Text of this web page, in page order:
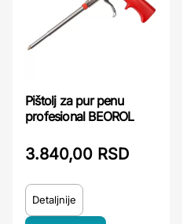
Pištolj za pur penu
profesional BEOROL
3.840,00 RSD
Detaljnije